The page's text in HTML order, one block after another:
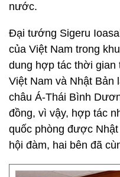
nước.
Đại tướng Sigeru
của Việt Nam trong
dung hợp tác thời gian
Việt Nam và Nhật Bản
châu Á-Thái Bình
đồng, vì vậy, hợp tác
quốc phòng được
hội đàm, hai bên đã